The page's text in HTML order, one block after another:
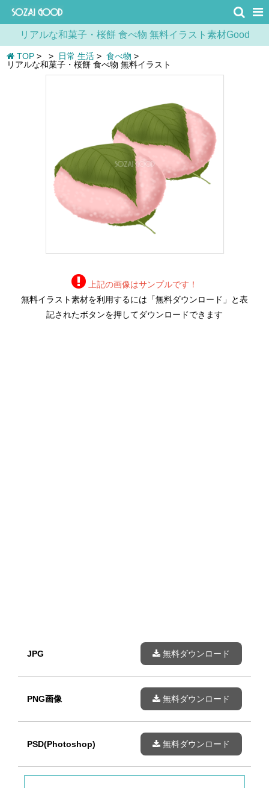
リアルな和菓子・桜餅 食べ物 無料イラスト素材Good
TOP > > 日常 生活 > 食べ物 >
リアルな和菓子・桜餅 食べ物 無料イラスト
上記の画像はサンプルです！
無料イラスト素材を利用するには「無料ダウンロード」と表
記されたボタンを押してダウンロードできます
JPG 無料ダウンロード
PNG画像 無料ダウンロード
PSD(Photoshop) 無料ダウンロード